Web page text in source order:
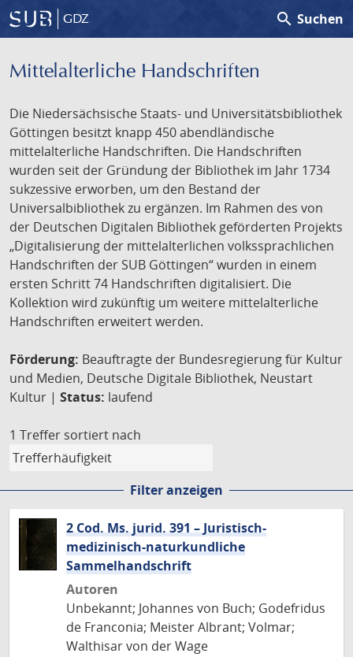
GDZ search Suchen
Mittelalterliche Handschriften
Die Niedersächsische Staats- und Universitätsbibliothek
Göttingen besitzt knapp 450 abendländische
mittelalterliche Handschriften. Die Handschriften
wurden seit der Gründung der Bibliothek im Jahr 1734
sukzessive erworben, um den Bestand der
Universalbibliothek zu ergänzen. Im Rahmen des von
der Deutschen Digitalen Bibliothek geförderten Projekts
„Digitalisierung der mittelalterlichen volkssprachlichen
Handschriften der SUB Göttingen“ wurden in einem
ersten Schritt 74 Handschriften digitalisiert. Die
Kollektion wird zukünftig um weitere mittelalterliche
Handschriften erweitert werden.
Förderung: Beauftragte der Bundesregierung für Kultur
und Medien, Deutsche Digitale Bibliothek, Neustart
Kultur | Status: laufend
1 Treffer sortiert nach
Filter anzeigen
2 Cod. Ms. jurid. 391 – Juristisch-
medizinisch-naturkundliche
Sammelhandschrift
Autoren
Unbekannt; Johannes von Buch; Godefridus
de Franconia; Meister Albrant; Volmar;
Walthisar von der Wage